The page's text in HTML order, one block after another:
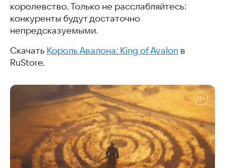
королевство. Только не расслабляйтесь:
конкуренты будут достаточно
непредсказуемыми.
Скачать Король Авалона: King of Avalon в
RuStore.